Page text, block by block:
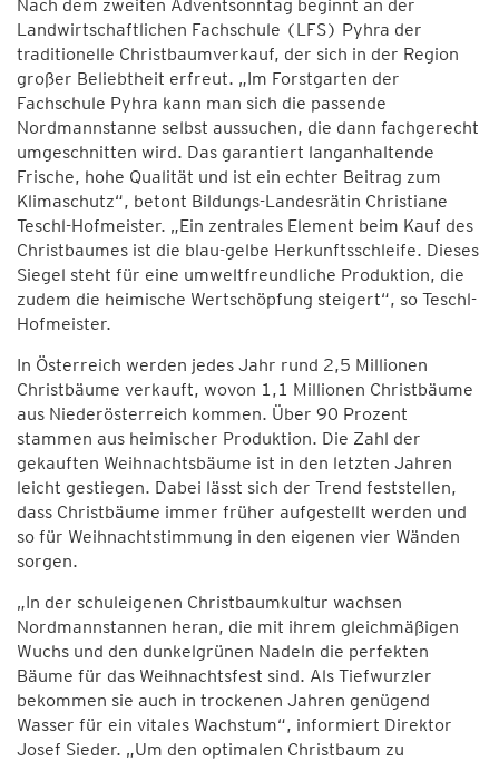
Nach dem zweiten Adventsonntag beginnt an der
Landwirtschaftlichen Fachschule (LFS) Pyhra der
traditionelle Christbaumverkauf, der sich in der Region
großer Beliebtheit erfreut. „Im Forstgarten der
Fachschule Pyhra kann man sich die passende
Nordmannstanne selbst aussuchen, die dann fachgerecht
umgeschnitten wird. Das garantiert langanhaltende
Frische, hohe Qualität und ist ein echter Beitrag zum
Klimaschutz“, betont Bildungs-Landesrätin Christiane
Teschl-Hofmeister. „Ein zentrales Element beim Kauf des
Christbaumes ist die blau-gelbe Herkunftsschleife. Dieses
Siegel steht für eine umweltfreundliche Produktion, die
zudem die heimische Wertschöpfung steigert“, so Teschl-
Hofmeister.
In Österreich werden jedes Jahr rund 2,5 Millionen
Christbäume verkauft, wovon 1,1 Millionen Christbäume
aus Niederösterreich kommen. Über 90 Prozent
stammen aus heimischer Produktion. Die Zahl der
gekauften Weihnachtsbäume ist in den letzten Jahren
leicht gestiegen. Dabei lässt sich der Trend feststellen,
dass Christbäume immer früher aufgestellt werden und
so für Weihnachtstimmung in den eigenen vier Wänden
sorgen.
„In der schuleigenen Christbaumkultur wachsen
Nordmannstannen heran, die mit ihrem gleichmäßigen
Wuchs und den dunkelgrünen Nadeln die perfekten
Bäume für das Weihnachtsfest sind. Als Tiefwurzler
bekommen sie auch in trockenen Jahren genügend
Wasser für ein vitales Wachstum“, informiert Direktor
Josef Sieder. „Um den optimalen Christbaum zu